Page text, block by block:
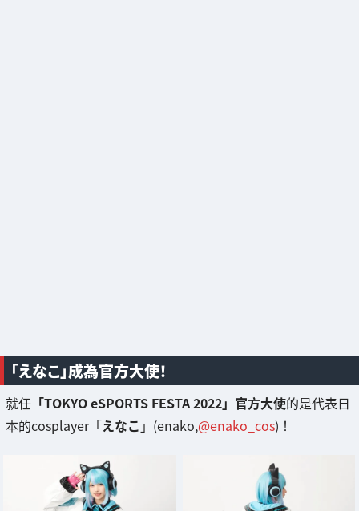
「えなこ」成為官方大使！
就任 「TOKYO eSPORTS FESTA 2022」官方大使的是代表日
本的cosplayer「えなこ 」(enako,@enako_cos)！